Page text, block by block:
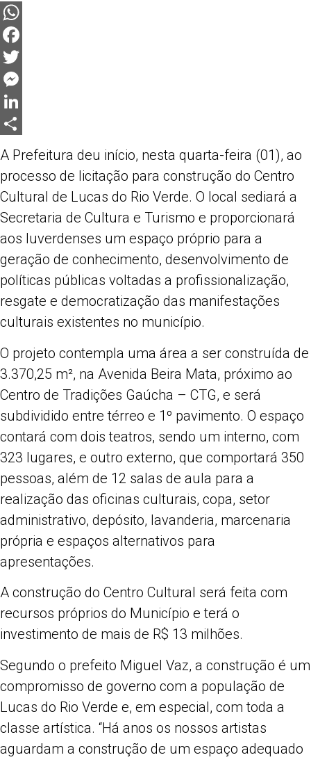
WhatsApp
Facebook
Twitter
Messenger
LinkedIn
Share
A Prefeitura deu início, nesta quarta-feira (01), ao
processo de licitação para construção do Centro
Cultural de Lucas do Rio Verde. O local sediará a
Secretaria de Cultura e Turismo e proporcionará
aos luverdenses um espaço próprio para a
geração de conhecimento, desenvolvimento de
políticas públicas voltadas a profissionalização,
resgate e democratização das manifestações
culturais existentes no município.
O projeto contempla uma área a ser construída de
3.370,25 m², na Avenida Beira Mata, próximo ao
Centro de Tradições Gaúcha – CTG, e será
subdividido entre térreo e 1º pavimento. O espaço
contará com dois teatros, sendo um interno, com
323 lugares, e outro externo, que comportará 350
pessoas, além de 12 salas de aula para a
realização das oficinas culturais, copa, setor
administrativo, depósito, lavanderia, marcenaria
própria e espaços alternativos para
apresentações.
A construção do Centro Cultural será feita com
recursos próprios do Município e terá o
investimento de mais de R$ 13 milhões.
Segundo o prefeito Miguel Vaz, a construção é um
compromisso de governo com a população de
Lucas do Rio Verde e, em especial, com toda a
classe artística. “Há anos os nossos artistas
aguardam a construção de um espaço adequado